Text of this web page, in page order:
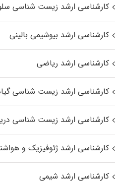
کارشناسی ارشد زیست شناسی
کارشناسی ارشد بیوشیمی بالینی
کارشناسی ارشد ریاضی
کارشناسی ارشد زیست‌ شناسی
کارشناسی ارشد زیست‌ شناسی
کارشناسی ارشد ژئوفیزیک و
کارشناسی ارشد شیمی